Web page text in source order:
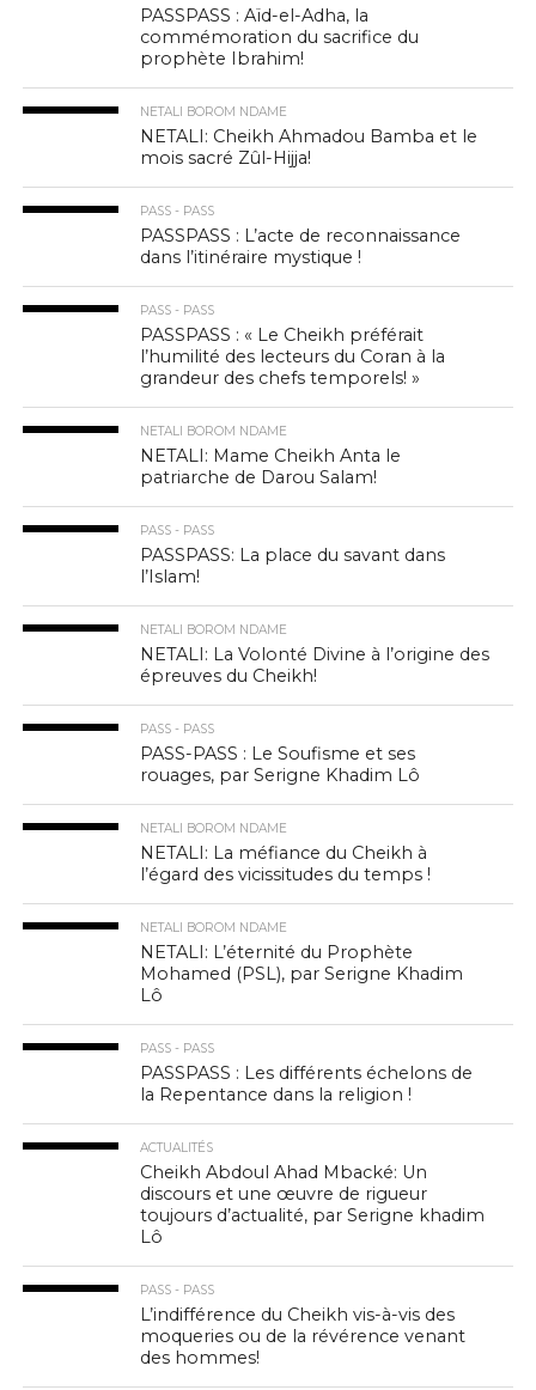
PASSPASS : Aïd-el-Adha, la
commémoration du sacrifice du
prophète Ibrahim!
NETALI BOROM NDAME
NETALI: Cheikh Ahmadou Bamba et le
mois sacré Zûl-Hijja!
PASS - PASS
PASSPASS : L’acte de reconnaissance
dans l’itinéraire mystique !
PASS - PASS
PASSPASS : « Le Cheikh préférait
l’humilité des lecteurs du Coran à la
grandeur des chefs temporels! »
NETALI BOROM NDAME
NETALI: Mame Cheikh Anta le
patriarche de Darou Salam!
PASS - PASS
PASSPASS: La place du savant dans
l’Islam!
NETALI BOROM NDAME
NETALI: La Volonté Divine à l’origine des
épreuves du Cheikh!
PASS - PASS
PASS-PASS : Le Soufisme et ses
rouages, par Serigne Khadim Lô
NETALI BOROM NDAME
NETALI: La méfiance du Cheikh à
l’égard des vicissitudes du temps !
NETALI BOROM NDAME
NETALI: L’éternité du Prophète
Mohamed (PSL), par Serigne Khadim
Lô
PASS - PASS
PASSPASS : Les différents échelons de
la Repentance dans la religion !
ACTUALITÉS
Cheikh Abdoul Ahad Mbacké: Un
discours et une œuvre de rigueur
toujours d’actualité, par Serigne khadim
Lô
PASS - PASS
L’indifférence du Cheikh vis-à-vis des
moqueries ou de la révérence venant
des hommes!